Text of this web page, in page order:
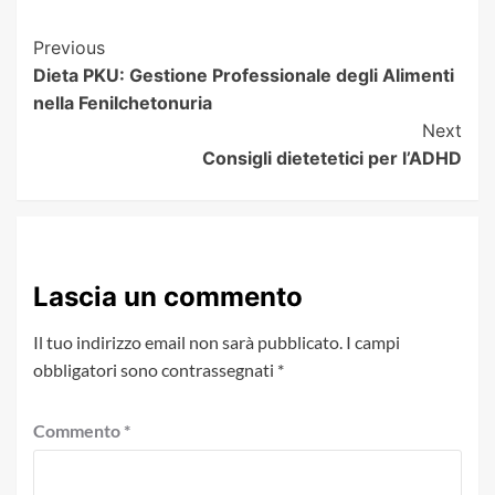
Post
Navigation
Previous
Dieta PKU: Gestione Professionale degli Alimenti
nella Fenilchetonuria
Next
Consigli dietetetici per l’ADHD
Lascia un commento
Il tuo indirizzo email non sarà pubblicato. I campi
obbligatori sono contrassegnati *
Commento *